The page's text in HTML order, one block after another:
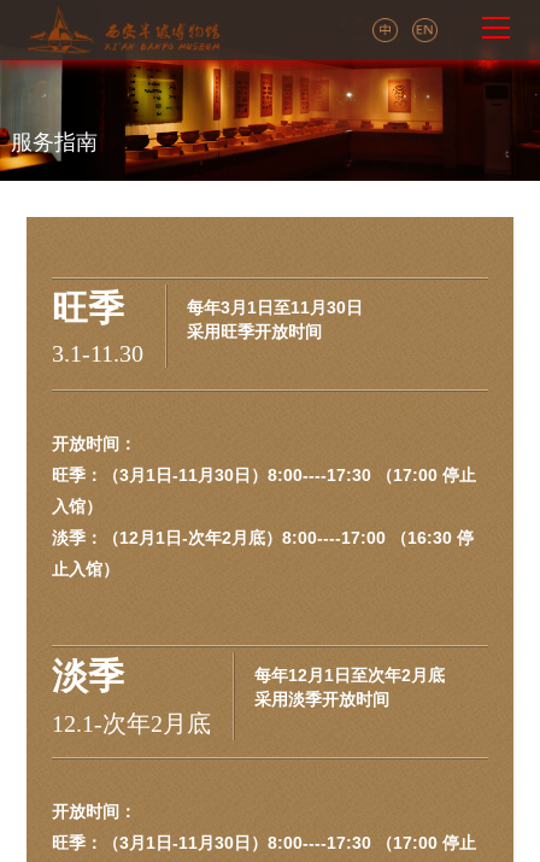
服务指南
旺季
3.1-11.30
每年3月1日至11月30日
采用旺季开放时间
开放时间：
旺季：（3月1日-11月30日）8:00----17:30 （17:00 停止
入馆）
淡季：（12月1日-次年2月底）8:00----17:00 （16:30 停
止入馆）
淡季
12.1-次年2月底
每年12月1日至次年2月底
采用淡季开放时间
开放时间：
旺季：（3月1日-11月30日）8:00----17:30 （17:00 停止